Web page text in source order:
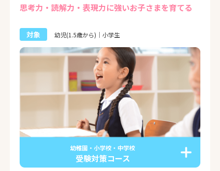
思考力・読解力・表現力に強いお子さまを育てる
対象 幼児(1.5歳から)｜小学生
幼稚園・小学校・中学校
受験対策コース